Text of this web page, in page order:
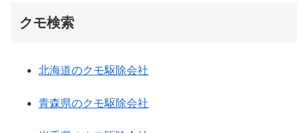
クモ検索
北海道のクモ駆除会社
青森県のクモ駆除会社